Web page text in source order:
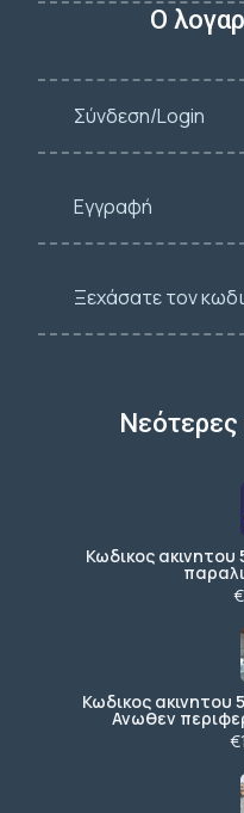
Ο
Σύνδεση/Login
Εγγραφή
Ξεχάσατε τον
Κωδικος
Κωδικος ακινητου
Ανωθεν